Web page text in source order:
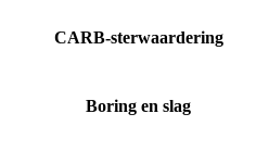
CARB-sterwaardering
Boring en slag